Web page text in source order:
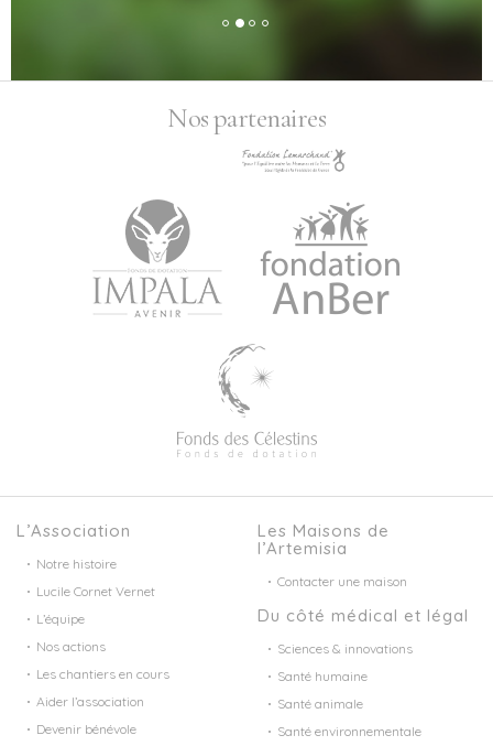
Nos partenaires
L’Association
Notre histoire
Lucile Cornet Vernet
L’équipe
Nos actions
Les chantiers en cours
Aider l’association
Devenir bénévole
Les Maisons de
l’Artemisia
Contacter une maison
Du côté médical et légal
Sciences & innovations
Santé humaine
Santé animale
Santé environnementale